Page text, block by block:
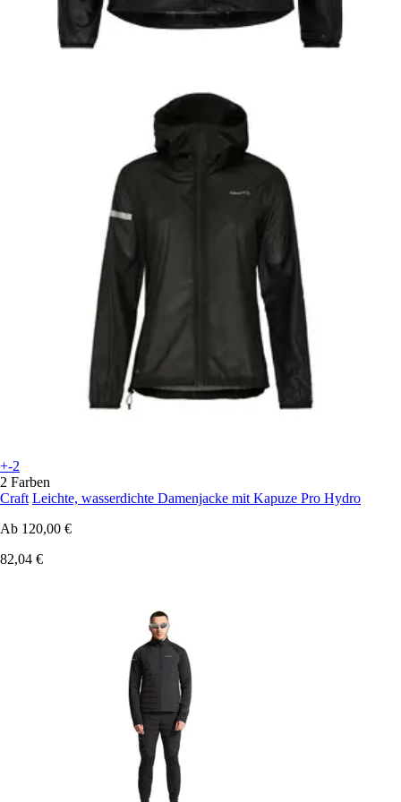
+-2
2 Farben
Craft Leichte, wasserdichte Damenjacke mit Kapuze Pro Hydro
Ab 120,00 €
82,04 €